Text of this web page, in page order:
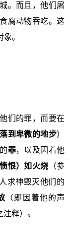
。而且，他们屠
腐动物吞吃。这
象。
们的罪，而要在
落到卑微的地步）
罪，以及因着他
愤恨）如火烧 （参
求神毁灭他们的
（即因着他的声
释）。